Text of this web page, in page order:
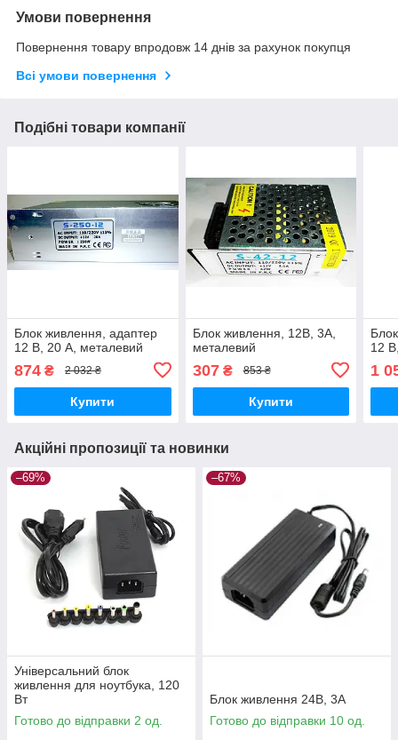
Умови повернення
Повернення товару впродовж 14 днів за рахунок покупця
Всі умови повернення
Подібні товари компанії
Блок живлення, адаптер
12 В, 20 А, металевий
874 ₴ 2 032 ₴
Купити
Блок живлення, 12В, 3А,
металевий
307₴ 853 ₴
Купити
12
1
Акційні пропозиції та новинки
–69%
Універсальний блок
живлення для ноутбука, 120
Вт
Готово до відправки 2 од.
–67%
Блок живлення 24В, 3А
Готово до відправки 10 од.